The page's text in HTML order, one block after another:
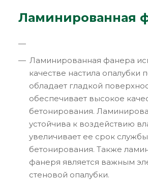
Ламинированная
Ламинированная фанера
качестве настила опалубки
обладает гладкой
обеспечивает высокое
бетонирования.
устойчива к воздействию
увеличивает ее срок
бетонирования. Также
фанеря является важным
стеновой опалубки.